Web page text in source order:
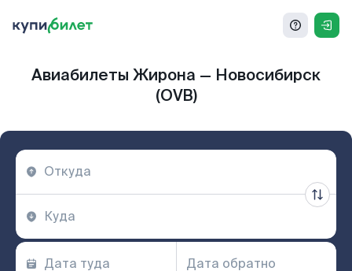
Авиабилеты Жирона — Новосибирск
(OVB)